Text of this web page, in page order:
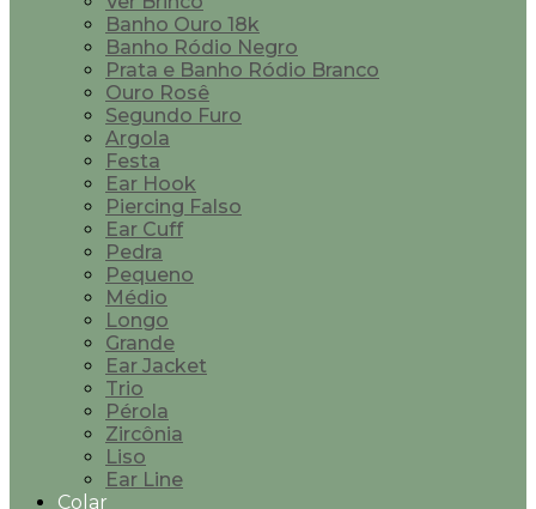
Banho Ouro 18k
Banho Ródio Negro
Prata e Banho Ródio Branco
Ouro Rosê
Segundo Furo
Argola
Festa
Ear Hook
Piercing Falso
Ear Cuff
Pedra
Pequeno
Médio
Longo
Grande
Ear Jacket
Trio
Pérola
Zircônia
Liso
Ear Line
Colar